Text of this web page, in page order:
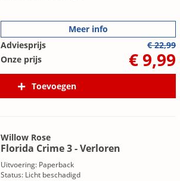
Meer info
Adviesprijs
€ 22,99
Onze prijs
€ 9,99
Toevoegen
Willow Rose
Florida Crime 3 - Verloren
Uitvoering: Paperback
Status: Licht beschadigd